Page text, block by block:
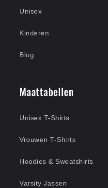
Unisex
Kinderen
Blog
Maattabellen
Unisex T-Shirts
Vrouwen T-Shirts
Hoodies & Sweatshirts
Varsity Jassen